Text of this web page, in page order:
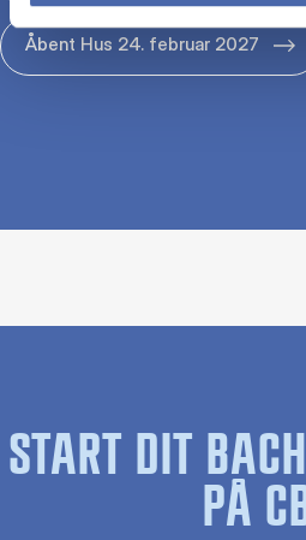
Åbent Hus 24. februar 2027
START DIT
PÅ